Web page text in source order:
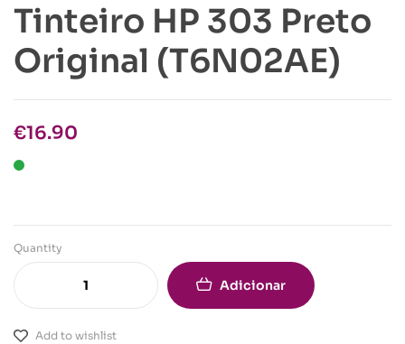
Tinteiro HP 303 Preto
Original (T6N02AE)
€16.90
Quantity
Adicionar
Add to wishlist